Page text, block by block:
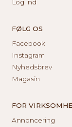
Log ind
FØLG OS
Facebook
Instagram
Nyhedsbrev
Magasin
FOR
Annoncering